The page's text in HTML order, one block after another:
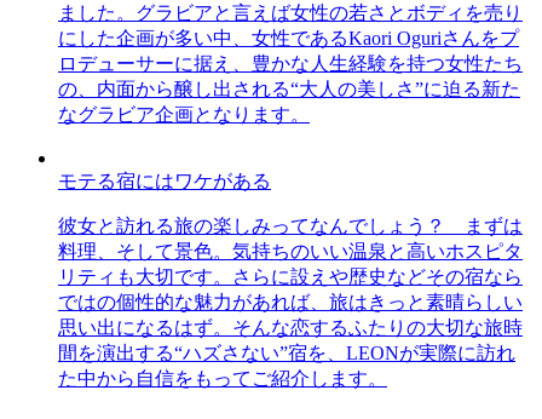
ました。グラビアと言えば女性の若さとボディを売り
にした企画が多い中、女性であるKaori Oguriさんをプ
ロデューサーに据え、豊かな人生経験を持つ女性たち
の、内面から醸し出される“大人の美しさ”に迫る新た
なグラビア企画となります。
モテる宿にはワケがある
彼女と訪れる旅の楽しみってなんでしょう？ まずは
料理、そして景色。気持ちのいい温泉と高いホスピタ
リティも大切です。さらに設えや歴史などその宿なら
ではの個性的な魅力があれば、旅はきっと素晴らしい
思い出になるはず。そんな恋するふたりの大切な旅時
間を演出する“ハズさない”宿を、LEONが実際に訪れ
た中から自信をもってご紹介します。